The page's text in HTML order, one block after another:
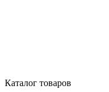
Каталог товаров